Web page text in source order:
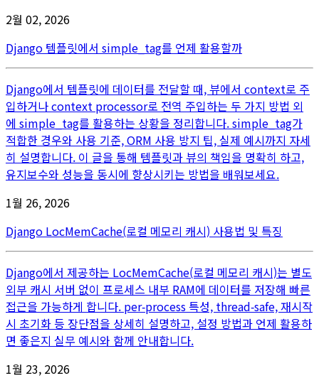
2월 02, 2026
Django 템플릿에서 simple_tag를 언제 활용할까
Django에서 템플릿에 데이터를 전달할 때, 뷰에서 context로 주
입하거나 context processor로 전역 주입하는 두 가지 방법 외
에 simple_tag를 활용하는 상황을 정리합니다. simple_tag가
적합한 경우와 사용 기준, ORM 사용 방지 팁, 실제 예시까지 자세
히 설명합니다. 이 글을 통해 템플릿과 뷰의 책임을 명확히 하고,
유지보수와 성능을 동시에 향상시키는 방법을 배워보세요.
1월 26, 2026
Django LocMemCache(로컬 메모리 캐시) 사용법 및 특징
Django에서 제공하는 LocMemCache(로컬 메모리 캐시)는 별도
외부 캐시 서버 없이 프로세스 내부 RAM에 데이터를 저장해 빠른
접근을 가능하게 합니다. per‑process 특성, thread‑safe, 재시작
시 초기화 등 장단점을 상세히 설명하고, 설정 방법과 언제 활용하
면 좋은지 실무 예시와 함께 안내합니다.
1월 23, 2026